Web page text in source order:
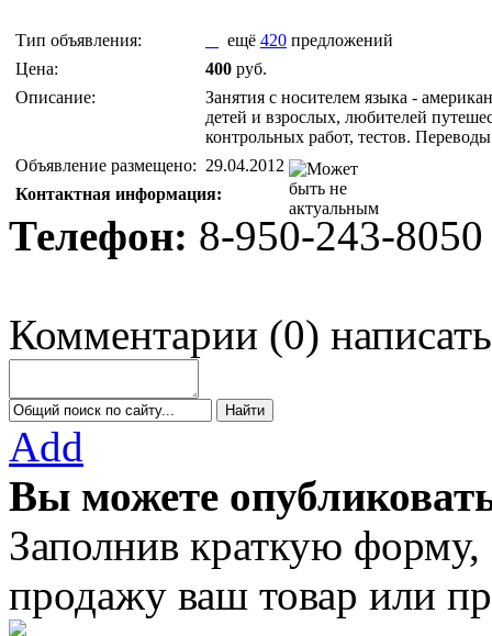
Тип объявления: ещё 420 предложений
Цена:
400 руб.
Описание:
Занятия с носителем языка -
детей и взрослых, любителей
контрольных работ, тестов.
Объявление размещено: 29.04.2012
Контактная информация:
Телефон: 8-950-243-8050
Комментарии (0) написать
Add
Вы можете
Заполнив краткую
продажу ваш товар или